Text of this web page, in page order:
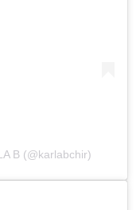
B (@karlabchir)